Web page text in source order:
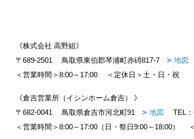
《株式会社 高野組》
〒689-2501
鳥取県東伯郡琴浦町赤碕817-7 地図
＜営業時間＞8:00～17:00
＜定休日＞土・日・祝
《倉吉営業所（イシンホーム倉吉） 》
〒682-0041
鳥取県倉吉市河北町91 地図 TEL：
＜営業時間＞8:00～17:00（日・祭日9:00～18:00）